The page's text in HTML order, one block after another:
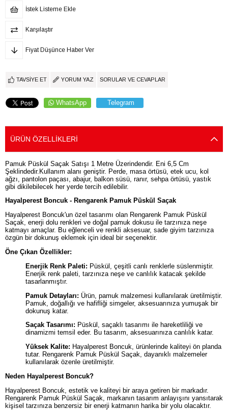
İstek Listeme Ekle
Karşılaştır
Fiyat Düşünce Haber Ver
TAVSIYE ET YORUM YAZ SORULAR VE CEVAPLAR
WhatsApp Telegram
ÜRÜN ÖZELLIKLERI
Pamuk Püskül Saçak Satışı 1 Metre Üzerindendir. Eni 6,5 Cm
Şeklindedir.Kullanım alanı geniştir. Perde, masa örtüsü, etek ucu, kol
ağzı, pantolon paçası, abajur, balkon süsü, ranır, sehpa örtüsü, yastık
gibi dikilebilecek her yerde tercih edilebilir.
Hayalperest Boncuk - Rengarenk Pamuk Püskül Saçak
Hayalperest Boncuk'un özel tasarımı olan Rengarenk Pamuk Püskül
Saçak, enerji dolu renkleri ve doğal pamuk dokusu ile tarzınıza neşe
katmayı amaçlar. Bu eğlenceli ve renkli aksesuar, sade giyim tarzınıza
özgün bir dokunuş eklemek için ideal bir seçenektir.
Öne Çıkan Özellikler:
Enerjik Renk Paleti: Püskül, çeşitli canlı renklerle süslenmiştir.
Enerjik renk paleti, tarzınıza neşe ve canlılık katacak şekilde
tasarlanmıştır.
Pamuk Detayları: Ürün, pamuk malzemesi kullanılarak üretilmiştir.
Pamuk, doğallığı ve hafifliği simgeler, aksesuarınıza yumuşak bir
dokunuş katar.
Saçak Tasarımı: Püskül, saçaklı tasarımı ile hareketliliği ve
dinamizmi temsil eder. Bu tasarım, aksesuarınıza canlılık katar.
Yüksek Kalite: Hayalperest Boncuk, ürünlerinde kaliteyi ön planda
tutar. Rengarenk Pamuk Püskül Saçak, dayanıklı malzemeler
kullanılarak özenle üretilmiştir.
Neden Hayalperest Boncuk?
Hayalperest Boncuk, estetik ve kaliteyi bir araya getiren bir markadır.
Rengarenk Pamuk Püskül Saçak, markanın tasarım anlayışını yansıtarak
kişisel tarzınıza benzersiz bir enerji katmanın harika bir yolu olacaktır.